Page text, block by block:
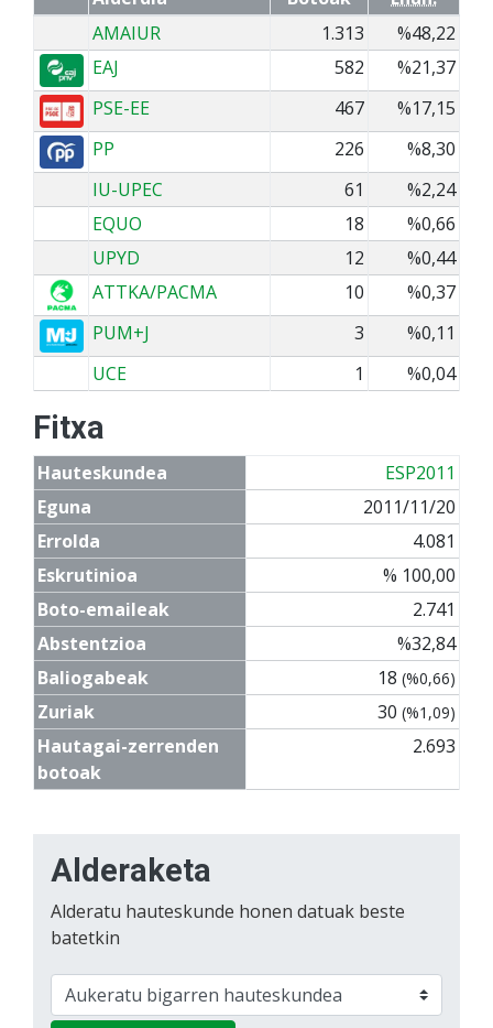
AMAIUR
1.313
%48,22
EAJ
582
%21,37
PSE-EE
467
%17,15
PP
226
%8,30
IU-UPEC
61
%2,24
EQUO
18
%0,66
UPYD
12
%0,44
ATTKA/PACMA
10
%0,37
PUM+J
3
%0,11
UCE
1 %0,04
Fitxa
Hauteskundea
ESP2011
Eguna
2011/11/20
Errolda
4.081
Eskrutinioa
% 100,00
Boto-emaileak
2.741
Abstentzioa
%32,84
Baliogabeak
18 (%0,66)
Zuriak 30 (%1,09)
Hautagai-zerrenden
botoak
2.693
Alderaketa
Alderatu hauteskunde honen datuak beste
batetkin